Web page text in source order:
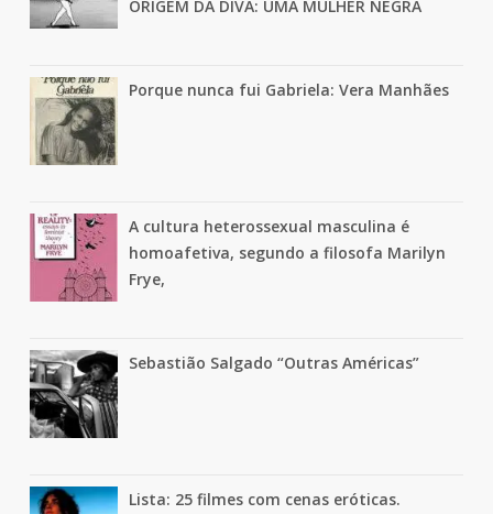
ORIGEM DA DIVA: UMA MULHER NEGRA
Porque nunca fui Gabriela: Vera Manhães
A cultura heterossexual masculina é
homoafetiva, segundo a filosofa Marilyn
Frye,
Sebastião Salgado “Outras Américas”
Lista: 25 filmes com cenas eróticas.